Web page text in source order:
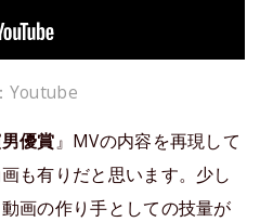
Youtube
優賞』MVの内容を再現して
も有りだと思います。少し
画の作り手としての技量が